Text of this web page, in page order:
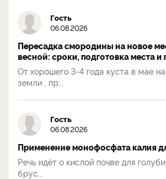
Гость
06.08.2026
Пересадка смородины на новое
весной: сроки, подготовка места и
От хорошего 3-4 года куста в мае
земли , пр...
Гость
06.08.2026
Применение монофосфата калия
Речь идёт о кислой почве для
брус...